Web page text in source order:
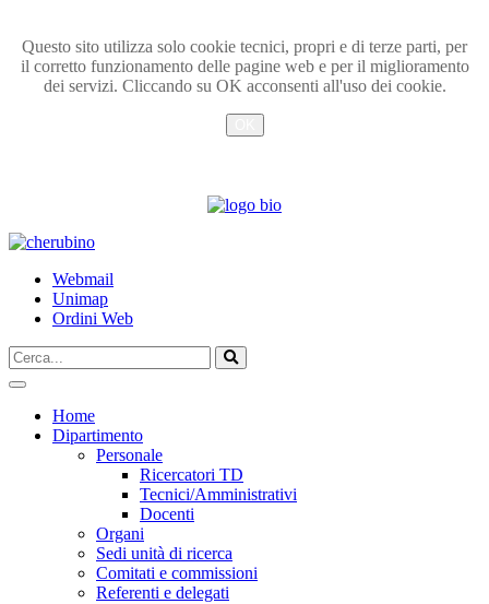
Questo sito utilizza solo cookie tecnici, propri e di terze parti, per
il corretto funzionamento delle pagine web e per il miglioramento
dei servizi. Cliccando su OK acconsenti all'uso dei cookie.
TPL_UNIPI_SKIP_TO_CONTENT
Webmail
Unimap
Ordini Web
Cerca...
Vai
Home
Dipartimento
Personale
Ricercatori TD
Tecnici/Amministrativi
Docenti
Organi
Sedi unità di ricerca
Comitati e commissioni
Referenti e delegati